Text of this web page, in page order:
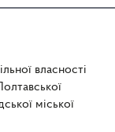
власності
міської